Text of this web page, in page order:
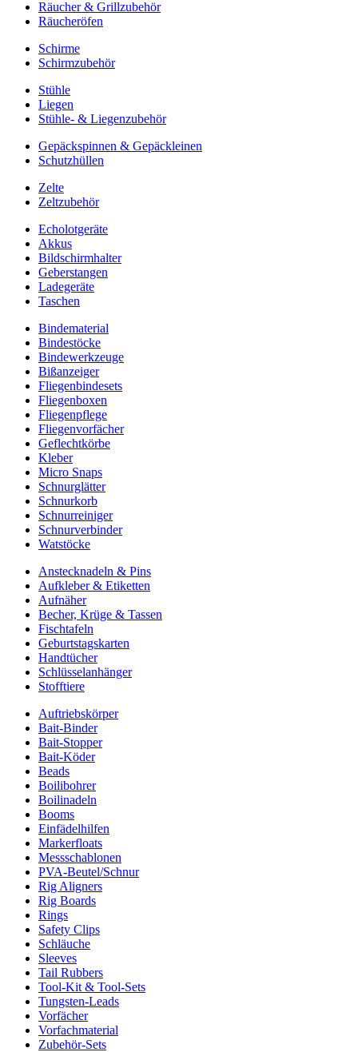
Räucher & Grillzubehör
Räucheröfen
Schirme
Schirmzubehör
Stühle
Liegen
Stühle- & Liegenzubehör
Gepäckspinnen & Gepäckleinen
Schutzhüllen
Zelte
Zeltzubehör
Echolotgeräte
Akkus
Bildschirmhalter
Geberstangen
Ladegeräte
Taschen
Bindematerial
Bindestöcke
Bindewerkzeuge
Bißanzeiger
Fliegenbindesets
Fliegenboxen
Fliegenpflege
Fliegenvorfächer
Geflechtkörbe
Kleber
Micro Snaps
Schnurglätter
Schnurkorb
Schnurreiniger
Schnurverbinder
Watstöcke
Anstecknadeln & Pins
Aufkleber & Etiketten
Aufnäher
Becher, Krüge & Tassen
Fischtafeln
Geburtstagskarten
Handtücher
Schlüsselanhänger
Stofftiere
Auftriebskörper
Bait-Binder
Bait-Stopper
Bait-Köder
Beads
Boilibohrer
Boilinadeln
Booms
Einfädelhilfen
Markerfloats
Messschablonen
PVA-Beutel/Schnur
Rig Aligners
Rig Boards
Rings
Safety Clips
Schläuche
Sleeves
Tail Rubbers
Tool-Kit & Tool-Sets
Tungsten-Leads
Vorfächer
Vorfachmaterial
Zubehör-Sets